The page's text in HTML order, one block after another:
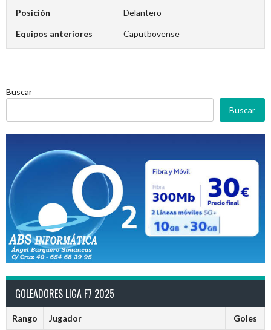
Posición Delantero
Equipos anteriores Caputbovense
Buscar
Buscar
GOLEADORES LIGA F7 2025
Rango Jugador Goles